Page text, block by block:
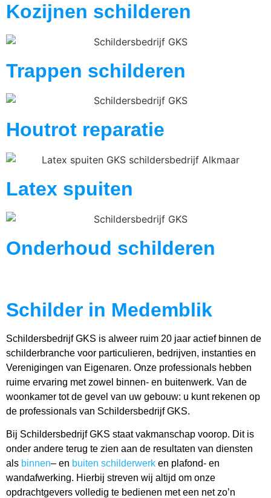
Kozijnen schilderen
Trappen schilderen
Houtrot reparatie
Latex spuiten
Onderhoud schilderen
Schilder in Medemblik
Schildersbedrijf GKS is alweer ruim 20 jaar actief binnen de
schilderbranche voor particulieren, bedrijven, instanties en
Verenigingen van Eigenaren. Onze professionals hebben
ruime ervaring met zowel binnen- en buitenwerk. Van de
woonkamer tot de gevel van uw gebouw: u kunt rekenen op
de professionals van Schildersbedrijf GKS.
Bij Schildersbedrijf GKS staat vakmanschap voorop. Dit is
onder andere terug te zien aan de resultaten van diensten
als binnen– en buiten schilderwerk en plafond- en
wandafwerking. Hierbij streven wij altijd om onze
opdrachtgevers volledig te bedienen met een net zo’n